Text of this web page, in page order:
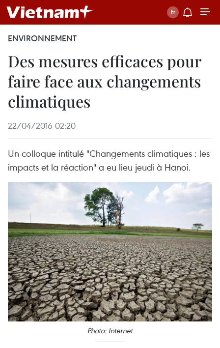
ENVIRONNEMENT
Des mesures efficaces pour
faire face aux changements
climatiques
22/04/2016 02:20
Un colloque intitulé "Changements climatiques : les
impacts et la réaction" a eu lieu jeudi à Hanoi.
Photo: Internet